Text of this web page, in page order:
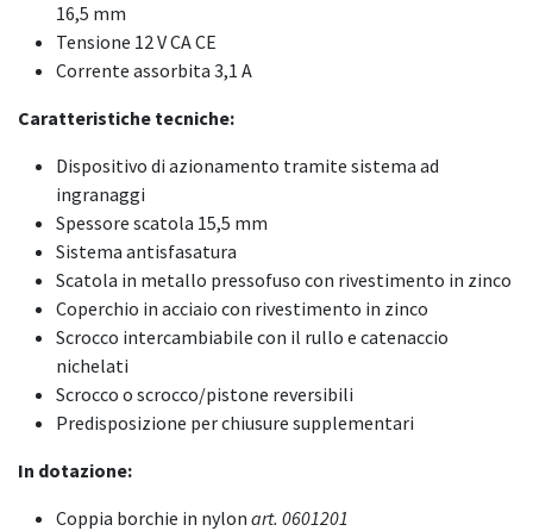
16,5 mm
Tensione 12 V CA CE
Corrente assorbita 3,1 A
Caratteristiche tecniche:
Dispositivo di azionamento tramite sistema ad
ingranaggi
Spessore scatola 15,5 mm
Sistema antisfasatura
Scatola in metallo pressofuso con rivestimento in zinco
Coperchio in acciaio con rivestimento in zinco
Scrocco intercambiabile con il rullo e catenaccio
nichelati
Scrocco o scrocco/pistone reversibili
Predisposizione per chiusure supplementari
In dotazione:
Coppia borchie in nylon art. 0601201